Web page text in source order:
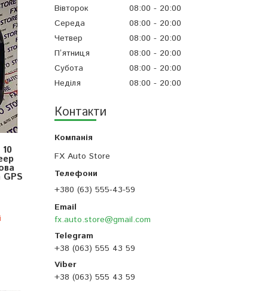
Вівторок
08:00
20:00
Середа
08:00
20:00
Четвер
08:00
20:00
Пʼятниця
08:00
20:00
Субота
08:00
20:00
Неділя
08:00 20:00
Контакти
FX Auto Store
+380 (63) 555-43-59
fx.auto.store@gmail.com
+38 (063) 555 43 59
+38 (063) 555 43 59